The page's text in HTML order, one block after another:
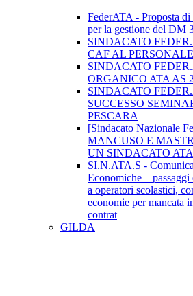
FederATA - Proposta
per la gestione del DM
SINDACATO
CAF AL
SINDACATO
ORGANICO ATA AS
SINDACATO
SUCCESSO
PESCARA
[Sindacato Nazionale
MANCUSO E
UN SINDACATO
SI.N.ATA.S -
Economiche –
a operatori scolastici,
economie per mancata
contrat
GILDA